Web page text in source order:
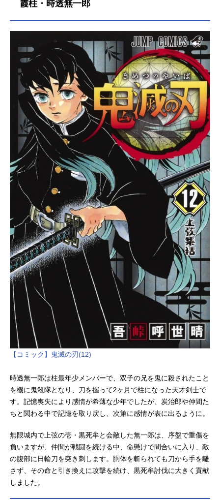
霞柱・時透無一郎
【コミック】鬼滅の刃(12)
時透無一郎は柱最年少メンバーで、双子の兄を鬼に殺されたこと
を機に鬼殺隊となり、刀を握って2ヶ月で柱になった天才剣士で
す。記憶喪失により感情が希薄な少年でしたが、炭治郎や仲間た
ちと関わる中で記憶を取り戻し、次第に感情が表に出るように。
無限城内で上弦の壱・黒死牟と会敵した無一郎は、序盤で重傷を
負いますが、仲間が戦闘を続ける中、命懸けで間合いに入り、敵
の腹部に日輪刀を突き刺します。胴体を斬られても刀から手を離
さず、その命と引き換えに攻撃を続け、黒死牟討伐に大きく貢献
しました。